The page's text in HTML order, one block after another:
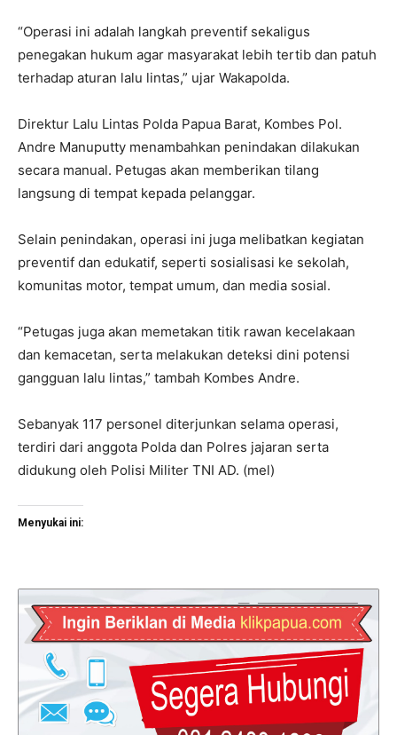
“Operasi ini adalah langkah preventif sekaligus
penegakan hukum agar masyarakat lebih tertib dan patuh
terhadap aturan lalu lintas,” ujar Wakapolda.
Direktur Lalu Lintas Polda Papua Barat, Kombes Pol.
Andre Manuputty menambahkan penindakan dilakukan
secara manual. Petugas akan memberikan tilang
langsung di tempat kepada pelanggar.
Selain penindakan, operasi ini juga melibatkan kegiatan
preventif dan edukatif, seperti sosialisasi ke sekolah,
komunitas motor, tempat umum, dan media sosial.
“Petugas juga akan memetakan titik rawan kecelakaan
dan kemacetan, serta melakukan deteksi dini potensi
gangguan lalu lintas,” tambah Kombes Andre.
Sebanyak 117 personel diterjunkan selama operasi,
terdiri dari anggota Polda dan Polres jajaran serta
didukung oleh Polisi Militer TNI AD. (mel)
Menyukai ini: